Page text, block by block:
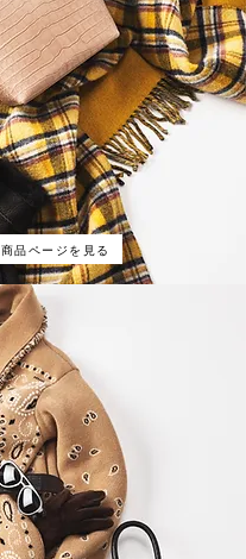
商品ページを見る